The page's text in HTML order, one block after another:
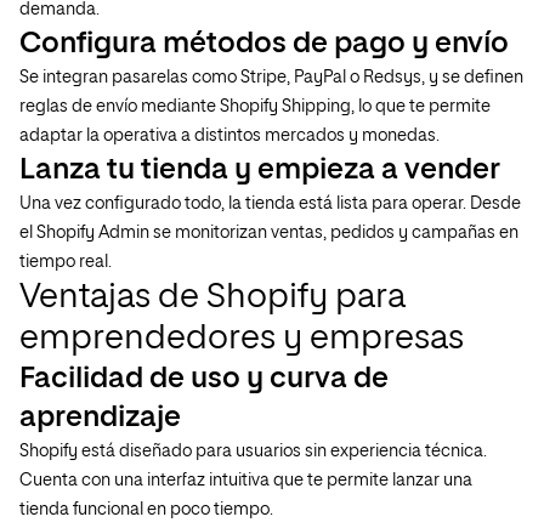
demanda.
Configura métodos de pago y envío
Se integran pasarelas como Stripe, PayPal o Redsys, y se definen
reglas de envío mediante Shopify Shipping, lo que te permite
adaptar la operativa a distintos mercados y monedas.
Lanza tu tienda y empieza a vender
Una vez configurado todo, la tienda está lista para operar. Desde
el Shopify Admin se monitorizan ventas, pedidos y campañas en
tiempo real.
Ventajas de Shopify para
emprendedores y empresas
Facilidad de uso y curva de
aprendizaje
Shopify está diseñado para usuarios sin experiencia técnica.
Cuenta con una interfaz intuitiva que te permite lanzar una
tienda funcional en poco tiempo.